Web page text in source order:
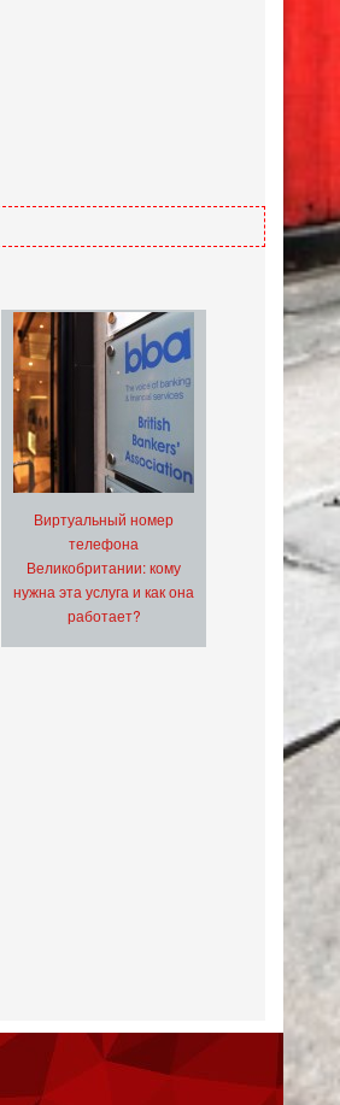
Виртуальный номер
телефона
Великобритании: кому
нужна эта услуга и как она
работает?